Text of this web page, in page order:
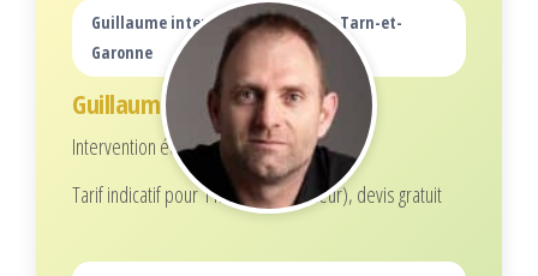
Guillaume intervient dans tout le Tarn-et-
Garonne
Guillaume
Intervention écoresponsable
Tarif indicatif pour 1 nid (selon hauteur), devis gratuit